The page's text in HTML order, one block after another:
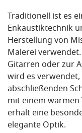
Traditionell ist es
Enkaustiktechnik
Herstellung von
Malerei
Gitarren oder zur
wird es
abschließenden
mit einem
erhält eine
elegante Optik.